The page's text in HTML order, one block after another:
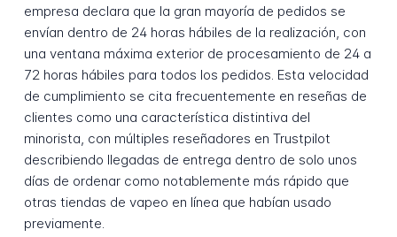
empresa declara que la gran mayoría de pedidos se
envían dentro de 24 horas hábiles de la realización, con
una ventana máxima exterior de procesamiento de 24 a
72 horas hábiles para todos los pedidos. Esta velocidad
de cumplimiento se cita frecuentemente en reseñas de
clientes como una característica distintiva del
minorista, con múltiples reseñadores en Trustpilot
describiendo llegadas de entrega dentro de solo unos
días de ordenar como notablemente más rápido que
otras tiendas de vapeo en línea que habían usado
previamente.